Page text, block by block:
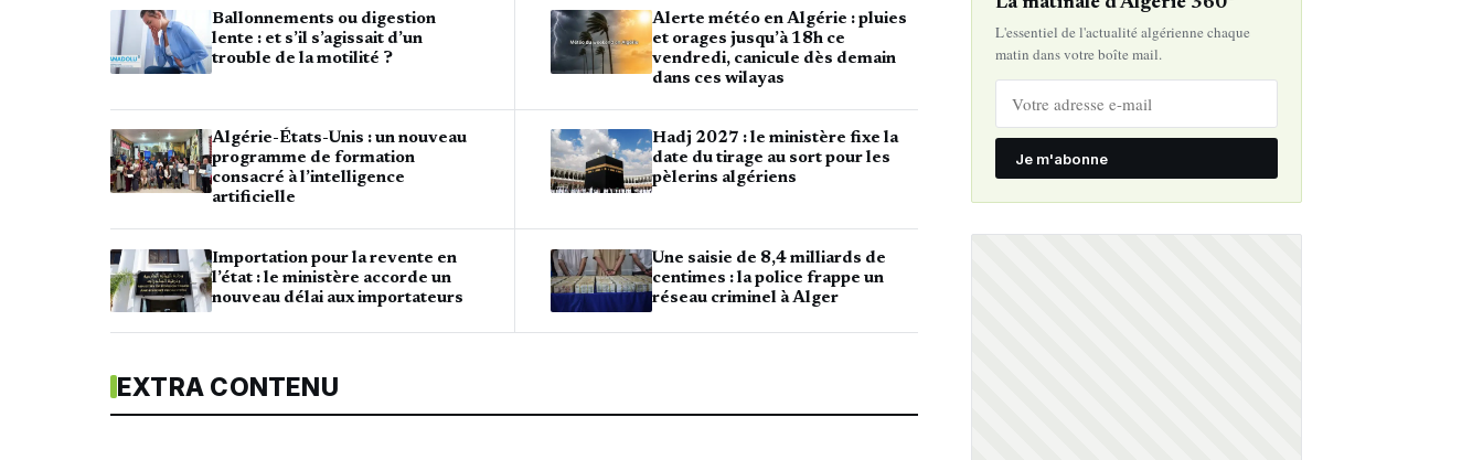
Ballonnements ou digestion
lente : et s’il s’agissait d’un
trouble de la motilité ?
Algérie-États-Unis : un nouveau
programme de formation
consacré à l’intelligence
artificielle
Importation pour la revente en
l’état : le ministère accorde un
nouveau délai aux importateurs
Alerte météo en Algérie : pluies
et orages jusqu’à 18h ce
vendredi, canicule dès demain
dans ces wilayas
Hadj 2027 : le ministère fixe la
date du tirage au sort pour les
pèlerins algériens
Une saisie de 8,4 milliards de
centimes : la police frappe un
réseau criminel à Alger
EXTRA CONTENU
L'essentiel de l'actualité algérienne chaque
matin dans votre boîte mail.
Je m'abonne